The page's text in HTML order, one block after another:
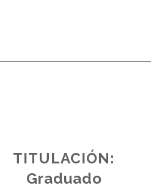
TITULACIÓN:
Graduado